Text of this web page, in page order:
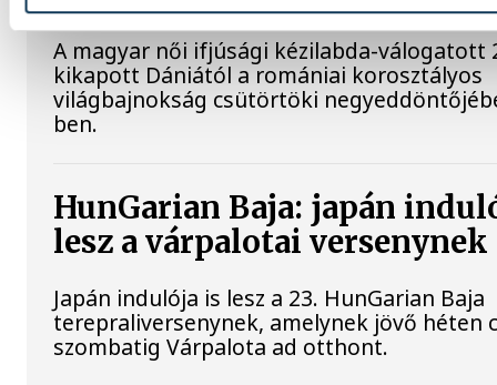
A magyar női ifjúsági kézilabda-válogatott
kikapott Dániától a romániai korosztályos
világbajnokság csütörtöki
ben.
HunGarian Baja: japán
lesz a várpalotai versenynek
Japán indulója is lesz a 23. HunGarian Baja
terepraliversenynek, amelynek jövő
szombatig Várpalota ad otthont.